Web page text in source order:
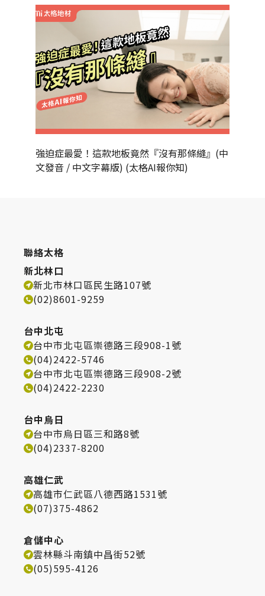
強迫症最愛！這款地板竟然『沒有那條縫』(中
文發音 / 中文字幕版) (太格AI報你知)
聯絡太格
新北林口
新北市林口區民生路107號
(02)8601-9259
台中北屯
台中市北屯區崇德路三段908-1號
(04)2422-5746
台中市北屯區崇德路三段908-2號
(04)2422-2230
台中烏日
台中市烏日區三和路8號
(04)2337-8200
高雄仁武
高雄市仁武區八德西路1531號
(07)375-4862
倉儲中心
雲林縣斗南鎮中昌街52號
(05)595-4126